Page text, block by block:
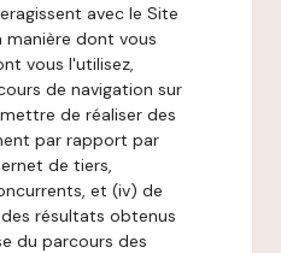
avec le Site
manière dont vous
vous l'utilisez,
de navigation sur
de réaliser des
par rapport par
de tiers,
et (iv) de
résultats obtenus
du parcours des